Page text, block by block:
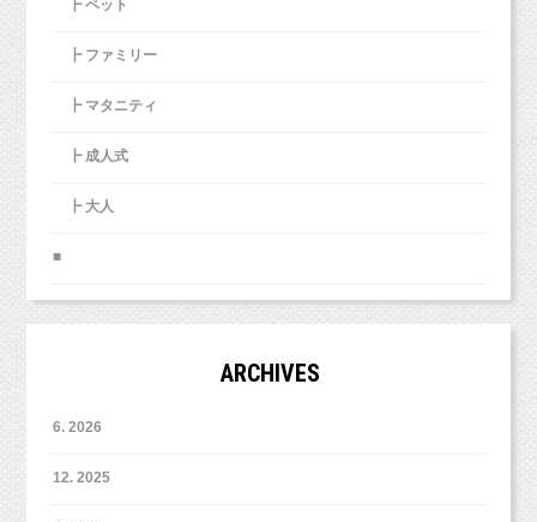
┣ ペット
┣ ファミリー
┣ マタニティ
┣ 成人式
┣ 大人
■
ARCHIVES
6. 2026
12. 2025